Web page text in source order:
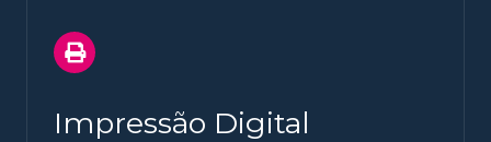
Impressão Digital